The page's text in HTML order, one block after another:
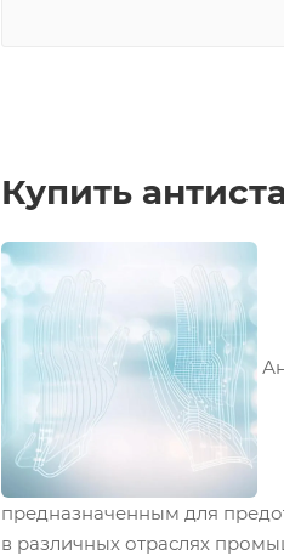
Купить
предназначенным для
в различных отраслях